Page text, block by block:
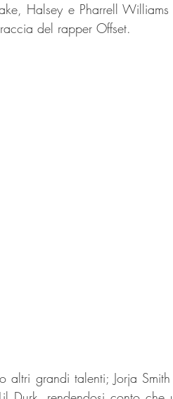
Halsey e Pharrell
del rapper Offset.
grandi talenti; Jorja